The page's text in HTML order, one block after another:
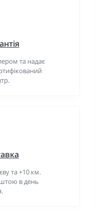
та надає
та +10 км.
в день